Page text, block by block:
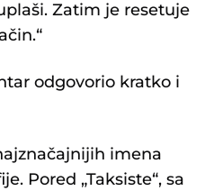
Zatim je resetuje
odgovorio kratko i
imena
Pored „Taksiste“, sa